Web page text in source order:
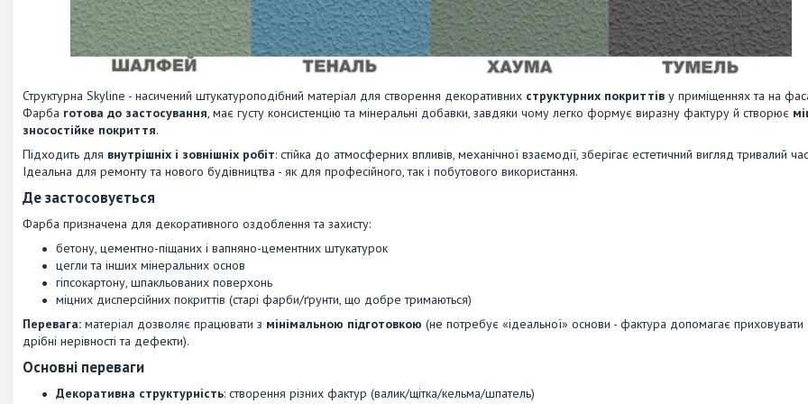
Структурна Skyline - насичений штукатуроподібний матеріал для створення декоративних структурних покриттів у приміщеннях та на
Фарба готова до застосування, має густу консистенцію та мінеральні добавки, завдяки чому легко формує виразну фактуру й створює
зносостійке покриття.
Підходить для внутрішніх і зовнішніх робіт: стійка до атмосферних впливів, механічної взаємодії, зберігає естетичний вигляд тривалий
Ідеальна для ремонту та нового будівництва - як для професійного, так і побутового використання.
Де застосовується
Фарба призначена для декоративного оздоблення та захисту:
бетону, цементно-піщаних і вапняно-цементних штукатурок
цегли та інших мінеральних основ
гіпсокартону, шпакльованих поверхонь
міцних дисперсійних покриттів (старі фарби/ґрунти, що добре тримаються)
Перевага: матеріал дозволяє працювати з мінімальною підготовкою (не потребує «ідеальної» основи - фактура допомагає приховувати
дрібні нерівності та дефекти).
Основні переваги
Декоративна структурність: створення різних фактур (валик/щітка/кельма/шпатель)